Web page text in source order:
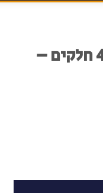
כוכבי לכת זוהרים להדבקה בחדר 453 חלקים –